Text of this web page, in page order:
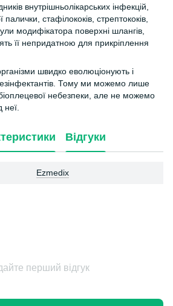
внутрішньолікарських інфекцій,
стафілококів, стрептококів,
модифікатора поверхні шлангів,
її непридатною для прикріплення
швидко еволюціонують і
Тому ми можемо лише
небезпеки, але не можемо
неї.
Відгуки
Ezmedix
перший відгук